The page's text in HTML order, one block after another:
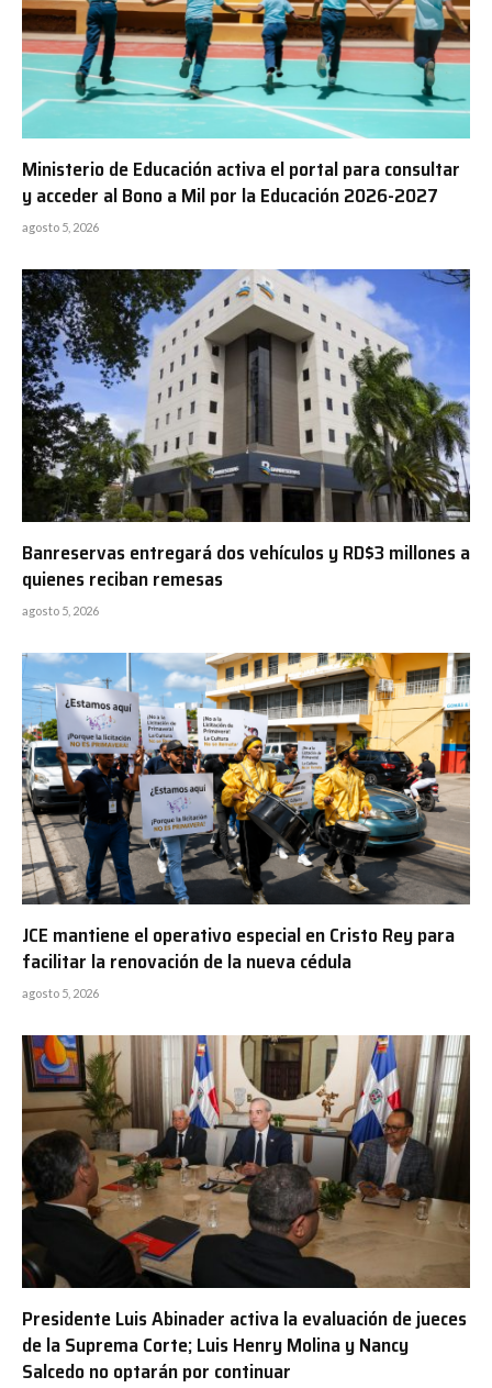
Ministerio de Educación activa el portal para consultar
y acceder al Bono a Mil por la Educación 2026-2027
agosto 5, 2026
Banreservas entregará dos vehículos y RD$3 millones a
quienes reciban remesas
agosto 5, 2026
JCE mantiene el operativo especial en Cristo Rey para
facilitar la renovación de la nueva cédula
agosto 5, 2026
Presidente Luis Abinader activa la evaluación de jueces
de la Suprema Corte; Luis Henry Molina y Nancy
Salcedo no optarán por continuar